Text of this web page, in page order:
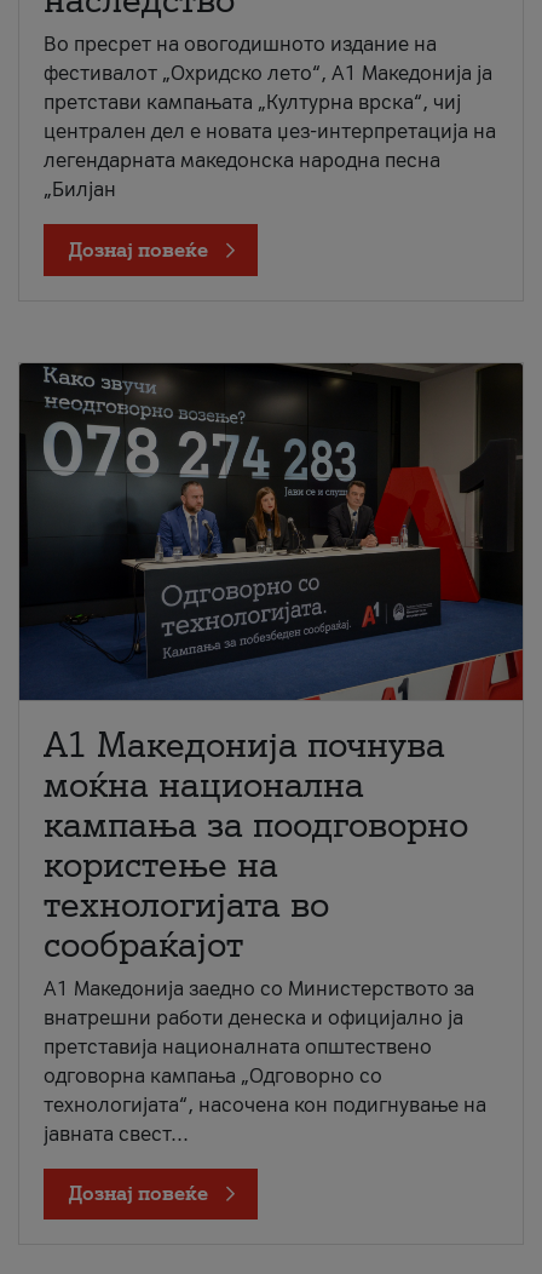
Во пресрет на овогодишното издание на
фестивалот „Охридско лето“, А1 Македонија ја
претстави кампањата „Културна врска“, чиј
централен дел е новата џез-интерпретација на
легендарната македонска народна песна
„Билјан
Дознај повеќе
A1 Македонија почнува
моќна национална
кампања за поодговорно
користење на
технологијата во
сообраќајот
A1 Македонија заедно со Министерството за
внатрешни работи денеска и официјално ја
претставија националната општествено
одговорна кампања „Одговорно со
технологијата“, насочена кон подигнување на
јавната свест...
Дознај повеќе